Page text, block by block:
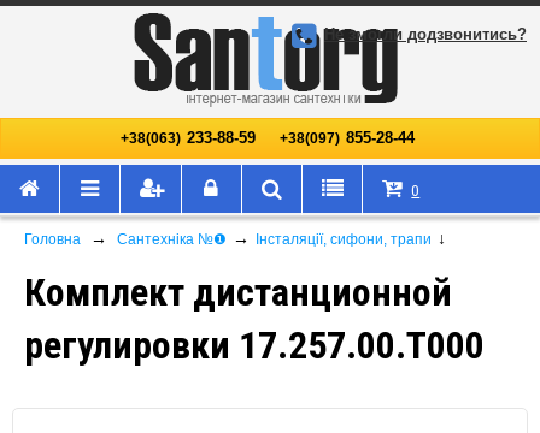
+38(063) 233-88-59 +38(097) 855-28-44
Не змогли додзвонитись?
0
Головна → Сантехніка №❶ → Інсталяції, сифони, трапи ↓
Комплект дистанционной
регулировки 17.257.00.T000